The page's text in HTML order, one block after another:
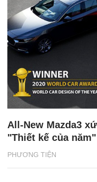
PHƯƠNG TIỆN
All-New Mazda3
"Thiết kế của năm"